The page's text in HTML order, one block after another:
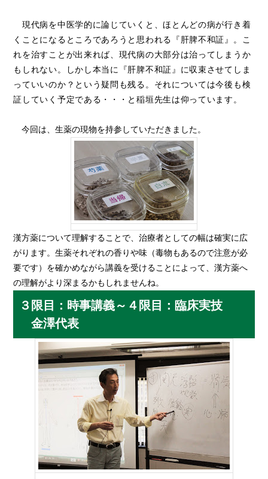
現代病を中医学的に論じていくと、ほとんどの病が行き着
くことになるところであろうと思われる『肝脾不和証』。こ
れを治すことが出来れば、現代病の大部分は治ってしまうか
もしれない。しかし本当に『肝脾不和証』に収束させてしま
っていいのか？という疑問も残る。それについては今後も検
証していく予定である・・・と稲垣先生は仰っています。
今回は、生薬の現物を持参していただきました。
漢方薬について理解することで、治療者としての幅は確実に広
がります。生薬それぞれの香りや味（毒物もあるので注意が必
要です）を確かめながら講義を受けることによって、漢方薬へ
の理解がより深まるかもしれませんね。
３限目：時事講義～４限目：臨床実技
金澤代表